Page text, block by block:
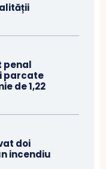
penal
parcate
de 1,22
doi
incendiu